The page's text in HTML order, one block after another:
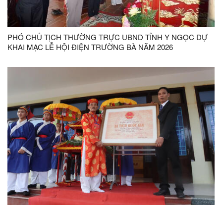
PHÓ CHỦ TỊCH THƯỜNG TRỰC UBND TỈNH Y NGỌC DỰ
KHAI MẠC LỄ HỘI ĐIỆN TRƯỜNG BÀ NĂM 2026